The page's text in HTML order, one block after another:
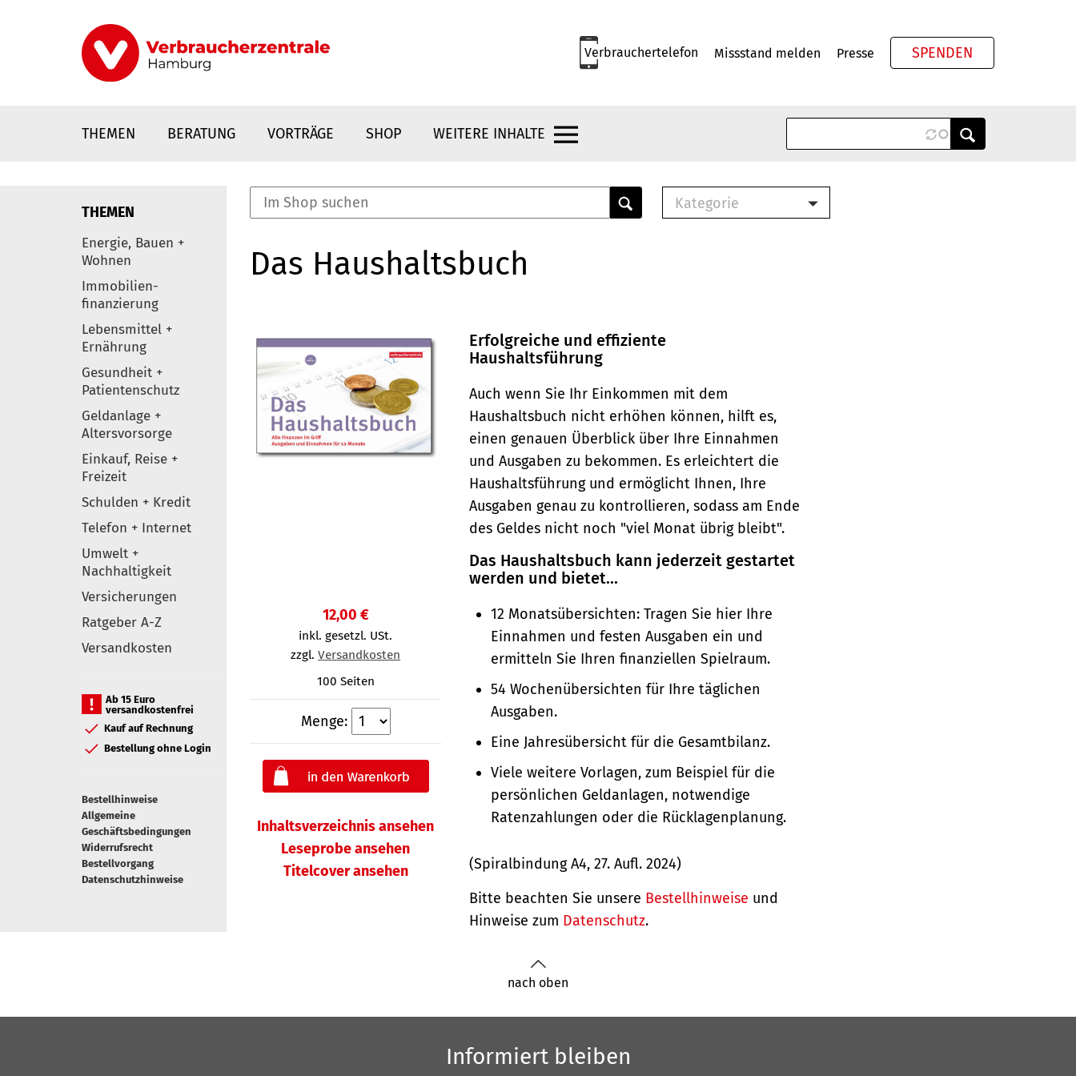
Verbrauchertelefon Missstand melden Presse SPENDEN
THEMEN BERATUNG VORTRÄGE SHOP WEITERE INHALTE
Elemente
THEMEN
Energie, Bauen +
Wohnen
Immobilien-
finanzierung
Lebensmittel +
Ernährung
Gesundheit +
Patientenschutz
Geldanlage +
Altersvorsorge
Einkauf, Reise +
Freizeit
Schulden + Kredit
Telefon + Internet
Umwelt +
Nachhaltigkeit
Versicherungen
Ratgeber A-Z
Versandkosten
Ab 15 Euro
versandkostenfrei
Kauf auf Rechnung
Bestellung ohne Login
Bestellhinweise
Allgemeine
Geschäftsbedingungen
Widerrufsrecht
Bestellvorgang
Datenschutzhinweise
Kategorie
Das Haushaltsbuch
12,00 €
inkl. gesetzl. USt.
zzgl.Versandkosten
100 Seiten
Menge:
Inhaltsverzeichnis ansehen
Leseprobe ansehen
Titelcover ansehen
Erfolgreiche und effiziente
Haushaltsführung
Auch wenn Sie Ihr Einkommen mit dem
Haushaltsbuch nicht erhöhen können, hilft es,
einen genauen Überblick über Ihre Einnahmen
und Ausgaben zu bekommen. Es erleichtert die
Haushaltsführung und ermöglicht Ihnen, Ihre
Ausgaben genau zu kontrollieren, sodass am Ende
des Geldes nicht noch "viel Monat übrig bleibt".
Das Haushaltsbuch kann jederzeit gestartet
werden und bietet...
12 Monatsübersichten: Tragen Sie hier Ihre
Einnahmen und festen Ausgaben ein und
ermitteln Sie Ihren finanziellen Spielraum.
54 Wochenübersichten für Ihre täglichen
Ausgaben.
Eine Jahresübersicht für die Gesamtbilanz.
Viele weitere Vorlagen, zum Beispiel für die
persönlichen Geldanlagen, notwendige
Ratenzahlungen oder die Rücklagenplanung.
(Spiralbindung A4, 27. Aufl. 2024)
Bitte beachten Sie unsere Bestellhinweise und
Hinweise zum Datenschutz.
nach oben
Informiert bleiben